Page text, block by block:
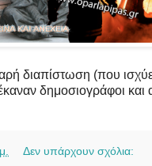
διαπίστωση (που
δημοσιογράφοι και
Δεν υπάρχουν σχόλια: